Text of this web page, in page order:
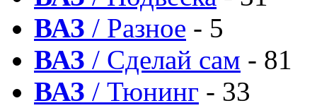
ВАЗ / Разное - 5
ВАЗ / Сделай сам - 81
ВАЗ / Тюнинг - 33